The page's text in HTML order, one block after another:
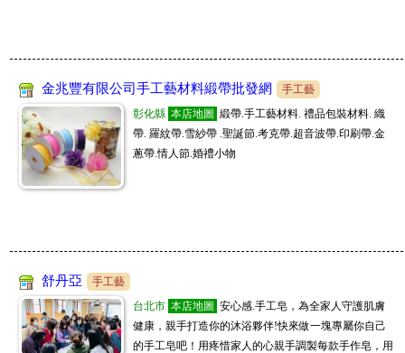
金兆豐有限公司手工藝材料緞帶批發網
手工藝
彰化縣 本店地圖 緞帶.手工藝材料. 禮品包裝材料. 織
帶. 羅紋帶.雪紗帶 .聖誕節.考克帶.超音波帶.印刷帶.金
蔥帶.情人節.婚禮小物
舒丹亞
手工藝
台北市 本店地圖 安心感.手工皂，為全家人守護肌膚
健康，親手打造你的沐浴夥伴!快來做一塊專屬你自己
的手工皂吧！用疼惜家人的心親手調製每款手作皂，用